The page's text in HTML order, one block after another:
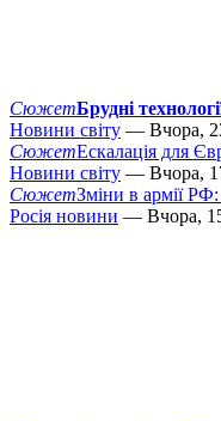
СюжетБрудні
Новини світу — Вчора,
СюжетЕскалація для
Новини світу — Вчора,
СюжетЗміни в армії
Росія новини — Вчора,